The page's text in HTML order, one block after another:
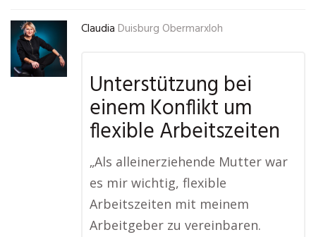
Claudia Duisburg Obermarxloh
Unterstützung bei
einem Konflikt um
flexible Arbeitszeiten
„Als alleinerziehende Mutter war
es mir wichtig, flexible
Arbeitszeiten mit meinem
Arbeitgeber zu vereinbaren.